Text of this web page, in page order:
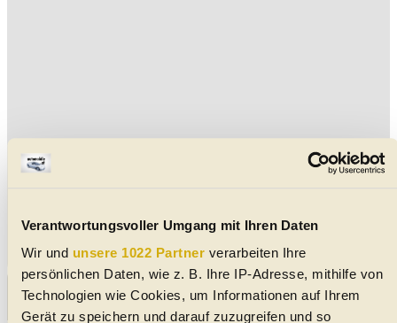
Verantwortungsvoller Umgang mit Ihren Daten
Wir und unsere 1022 Partnerverarbeiten Ihre
persönlichen Daten, wie z. B. Ihre IP-Adresse, mithilfe von
Technologien wie Cookies, um Informationen auf Ihrem
Gerät zu speichern und darauf zuzugreifen und so
Aktuelle Vespa Gebrauchtwagen in der Nähe von
Schwechat